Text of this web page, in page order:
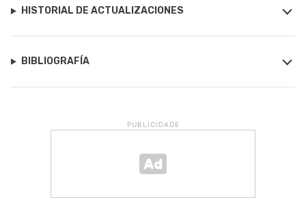
HISTORIAL DE ACTUALIZACIONES
BIBLIOGRAFÍA
PUBLICIDADE